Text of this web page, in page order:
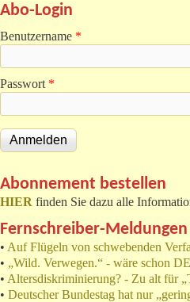
Abo-Login
Benutzername *
Passwort *
Abonnement bestellen
HIER finden Sie dazu alle
Fernschreiber-Meldungen
• Auf Flügeln von schwebenden
• „Wild. Verwegen.“ - wäre schon
• Altersdiskriminierung? - Zu alt für
• Deutscher Bundestag hat nur